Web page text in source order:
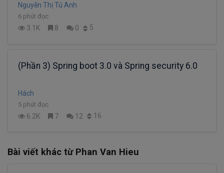
Nguyễn Thị Tú Anh
6 phút đọc
3.1K 8 0 5
(Phần 3) Spring boot 3.0 và Spring security 6.0
Hách
5 phút đọc
6.2K 7 12 16
Bài viết khác từ Phan Van Hieu